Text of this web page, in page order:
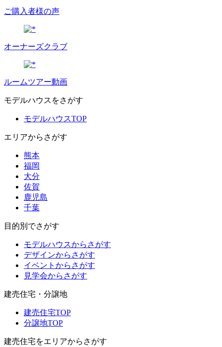
ご購入者様の声
オーナーズクラブ
ルームツアー動画
モデルハウスをさがす
モデルハウスTOP
エリアからさがす
熊本
福岡
大分
佐賀
鹿児島
千葉
目的別でさがす
モデルハウスからさがす
デザインからさがす
イベントからさがす
見学会からさがす
建売住宅・分譲地
建売住宅TOP
分譲地TOP
建売住宅をエリアからさがす